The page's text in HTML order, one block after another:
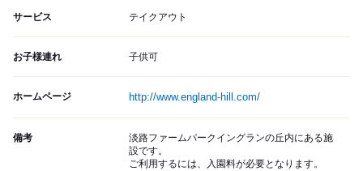
サービス テイクアウト
お子様連れ 子供可
ホームページ http://www.england-hill.com/
備考
淡路ファームパークイングランの丘内にある施
設です。
ご利用するには、入園料が必要となります。